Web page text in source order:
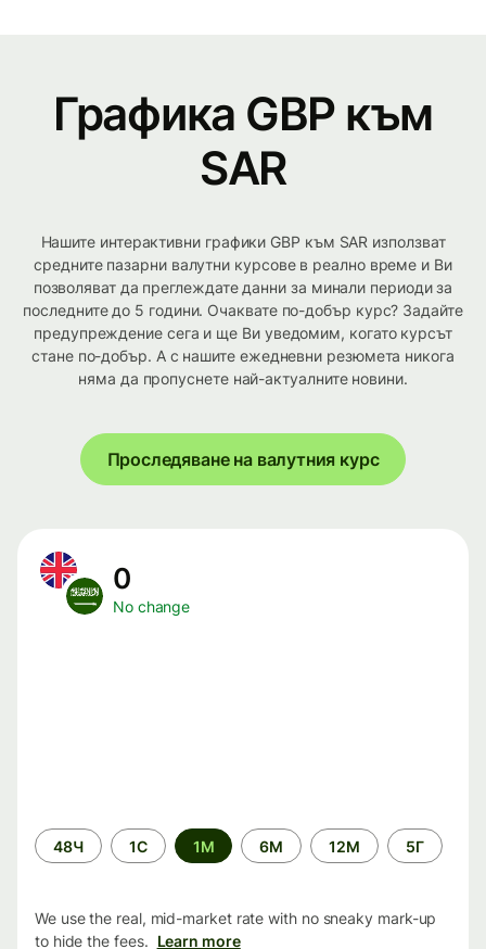
Графика GBP към
SAR
Нашите интерактивни графики GBP към SAR използват
средните пазарни валутни курсове в реално време и Ви
позволяват да преглеждате данни за минали периоди за
последните до 5 години. Очаквате по-добър курс? Задайте
предупреждение сега и ще Ви уведомим, когато курсът
стане по-добър. А с нашите ежедневни резюмета никога
няма да пропуснете най-актуалните новини.
Проследяване на валутния курс
0
No change
Time
period
48Ч 1С 1М 6М 12М 5Г
We use the real, mid-market rate with no sneaky mark-up
to hide the fees. Learn more